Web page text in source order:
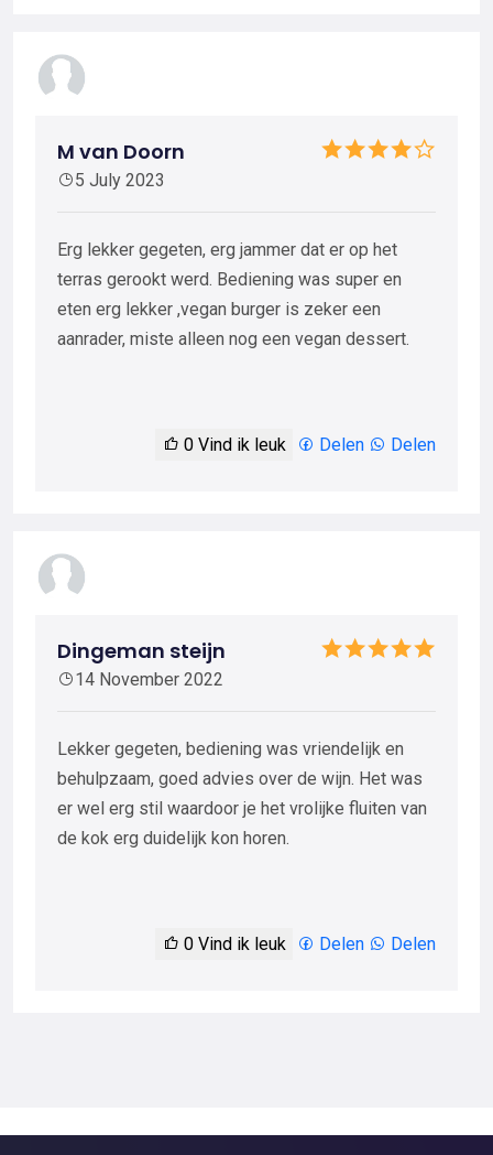
M van Doorn
5 July 2023
Erg lekker gegeten, erg jammer dat er op het
terras gerookt werd. Bediening was super en
eten erg lekker ,vegan burger is zeker een
aanrader, miste alleen nog een vegan dessert.
0 Vind ik leuk Delen Delen
Dingeman steijn
14 November 2022
Lekker gegeten, bediening was vriendelijk en
behulpzaam, goed advies over de wijn. Het was
er wel erg stil waardoor je het vrolijke fluiten van
de kok erg duidelijk kon horen.
0 Vind ik leuk Delen Delen